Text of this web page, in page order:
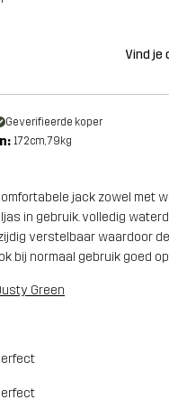
Vind je
Geverifieerde koper
172cm, 79kg
jack zowel met
in gebruik. volledig
verstelbaar waardoor
bij normaal gebruik goed
Green